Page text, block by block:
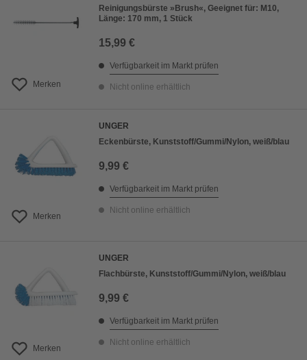
Merken
Reinigungsbürste »Brush«, Geeignet für: M10,
Länge: 170 mm, 1 Stück
15,99 €
Verfügbarkeit im Markt prüfen
Nicht online erhältlich
Merken
UNGER
Eckenbürste, Kunststoff/Gummi/Nylon, weiß/blau
9,99 €
Verfügbarkeit im Markt prüfen
Nicht online erhältlich
Merken
UNGER
Flachbürste, Kunststoff/Gummi/Nylon, weiß/blau
9,99 €
Verfügbarkeit im Markt prüfen
Nicht online erhältlich